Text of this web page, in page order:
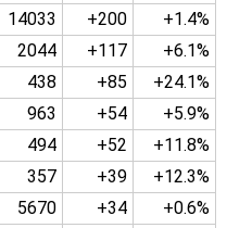
14033 +200
+1.4%
2044 +117
+6.1%
438 +85
+24.1%
963 +54
+5.9%
494 +52
+11.8%
357 +39
+12.3%
5670 +34
+0.6%